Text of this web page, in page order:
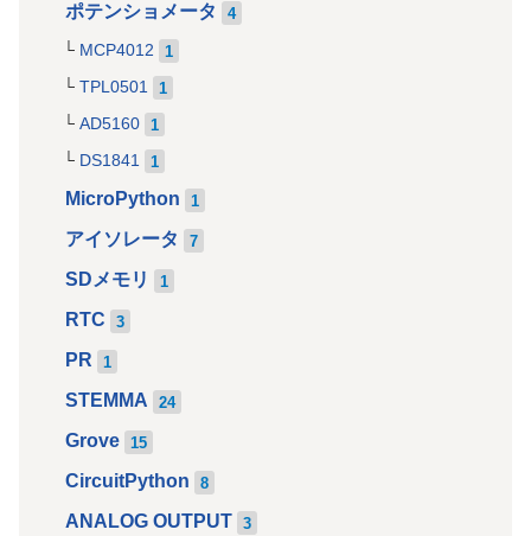
ポテンショメータ 4
MCP4012 1
TPL0501 1
AD5160 1
DS1841 1
MicroPython 1
アイソレータ 7
SDメモリ 1
RTC 3
PR 1
STEMMA 24
Grove 15
CircuitPython 8
ANALOG OUTPUT 3